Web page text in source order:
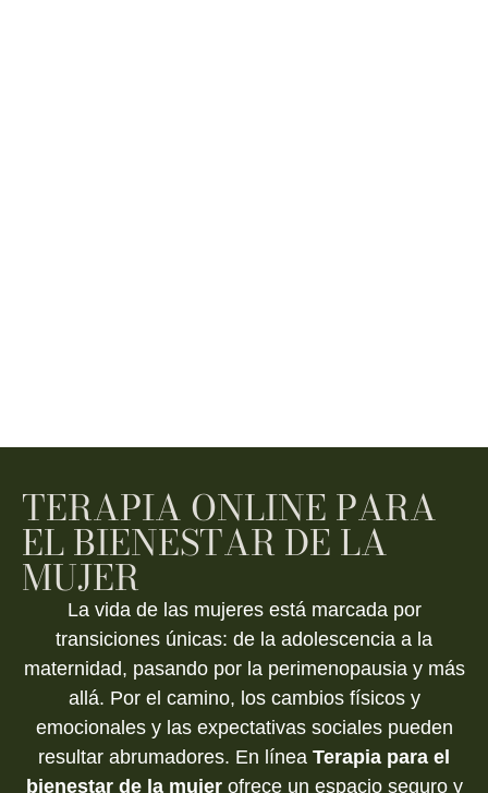
TERAPIA ONLINE PARA
EL BIENESTAR DE LA
MUJER
La vida de las mujeres está marcada por
transiciones únicas: de la adolescencia a la
maternidad, pasando por la perimenopausia y más
allá. Por el camino, los cambios físicos y
emocionales y las expectativas sociales pueden
resultar abrumadores. En línea Terapia para el
bienestar de la mujerofrece un espacio seguro y